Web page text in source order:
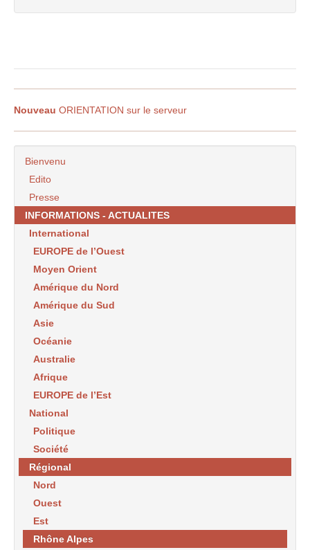
Nouveau ORIENTATION sur le serveur
Bienvenu
Edito
Presse
INFORMATIONS - ACTUALITES
International
EUROPE de l’Ouest
Moyen Orient
Amérique du Nord
Amérique du Sud
Asie
Océanie
Australie
Afrique
EUROPE de l’Est
National
Politique
Société
Régional
Nord
Ouest
Est
Rhône Alpes